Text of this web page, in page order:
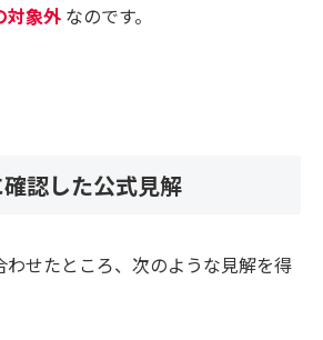
対象外 なのです。
認した公式見解
わせたところ、次のような見解を得